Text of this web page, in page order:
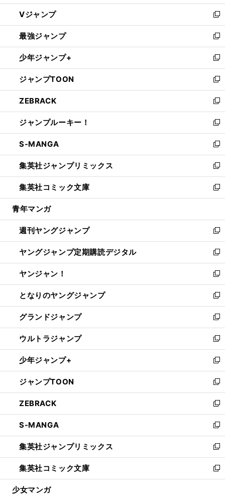
ウ
ィ
ン
ド
ウ
で
開
く
し
い
ウ
ィ
ン
ド
ウ
で
開
く
Vジャンプ
新
し
い
ウ
ィ
ン
ド
ウ
で
開
く
最強ジャンプ
新
し
い
ウ
ィ
ン
ド
ウ
で
開
く
少年ジャンプ+
新
し
い
ウ
ィ
ン
ド
ウ
で
開
く
ジャンプTOON
新
し
い
ウ
ィ
ン
ド
ウ
で
開
く
ZEBRACK
新
し
い
ウ
ィ
ン
ド
ウ
で
開
ジャンプルーキー！
新
し
い
ウ
ィ
ン
ド
ウ
開
く
S-MANGA
新
し
い
ウ
ィ
ン
ウ
で
開
く
集英社ジャンプリミックス
新
し
い
ウ
ン
ド
ウ
で
開
く
集英社コミック文庫
新
し
ウ
ィ
ン
ド
ウ
で
開
く
青年マンガ
週刊ヤングジャンプ
新
し
い
ウ
ィ
ン
ド
ウ
で
開
く
ヤングジャンプ定期購読デジタル
新
し
い
ウ
ィ
ン
ド
ウ
で
開
く
ヤンジャン！
新
し
い
ウ
ィ
ン
ド
ウ
で
開
く
となりのヤングジャンプ
新
し
い
ウ
ィ
ン
ド
ウ
で
開
く
グランドジャンプ
新
し
い
ウ
ィ
ン
ド
ウ
で
開
く
ウルトラジャンプ
新
し
い
ウ
ィ
ン
ド
ウ
で
開
く
少年ジャンプ+
新
し
い
ウ
ィ
ン
ド
ウ
で
開
く
ジャンプTOON
新
し
い
ウ
ィ
ン
ド
ウ
で
開
ZEBRACK
新
し
い
ウ
ィ
ン
ド
ウ
S-MANGA
新
し
い
ウ
ィ
ン
集英社ジャンプリミックス
新
し
い
ウ
集英社コミック文庫
新
し
少女マンガ